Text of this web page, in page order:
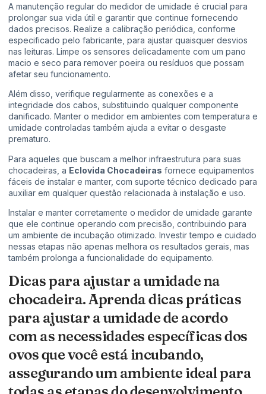
A manutenção regular do medidor de umidade é crucial para
prolongar sua vida útil e garantir que continue fornecendo
dados precisos. Realize a calibração periódica, conforme
especificado pelo fabricante, para ajustar quaisquer desvios
nas leituras. Limpe os sensores delicadamente com um pano
macio e seco para remover poeira ou resíduos que possam
afetar seu funcionamento.
Além disso, verifique regularmente as conexões e a
integridade dos cabos, substituindo qualquer componente
danificado. Manter o medidor em ambientes com temperatura e
umidade controladas também ajuda a evitar o desgaste
prematuro.
Para aqueles que buscam a melhor infraestrutura para suas
chocadeiras, a Eclovida Chocadeiras fornece equipamentos
fáceis de instalar e manter, com suporte técnico dedicado para
auxiliar em qualquer questão relacionada à instalação e uso.
Instalar e manter corretamente o medidor de umidade garante
que ele continue operando com precisão, contribuindo para
um ambiente de incubação otimizado. Investir tempo e cuidado
nessas etapas não apenas melhora os resultados gerais, mas
também prolonga a funcionalidade do equipamento.
Dicas para ajustar a umidade na
chocadeira. Aprenda dicas práticas
para ajustar a umidade de acordo
com as necessidades específicas dos
ovos que você está incubando,
assegurando um ambiente ideal para